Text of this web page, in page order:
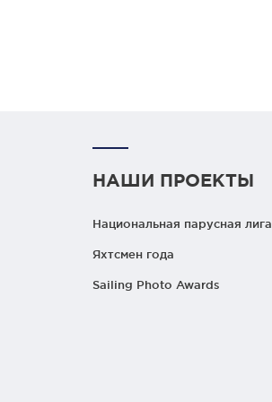
НАШИ ПРОЕКТЫ
Национальная парусная лига
Яхтсмен года
Sailing Photo Awards